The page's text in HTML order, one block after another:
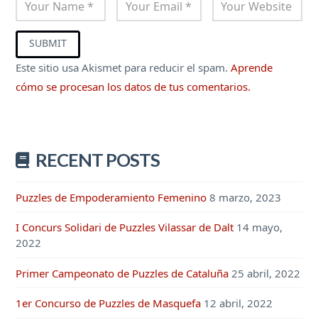
Este sitio usa Akismet para reducir el spam.Aprende
cómo se procesan los datos de tus comentarios.
RECENT POSTS
Puzzles de Empoderamiento Femenino 8 marzo, 2023
I Concurs Solidari de Puzzles Vilassar de Dalt 14 mayo,
2022
Primer Campeonato de Puzzles de Cataluña 25 abril, 2022
1er Concurso de Puzzles de Masquefa 12 abril, 2022